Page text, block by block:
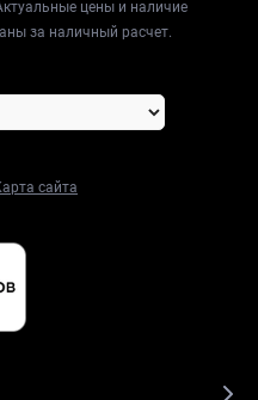
цены и наличие
за наличный расчет.
сайта